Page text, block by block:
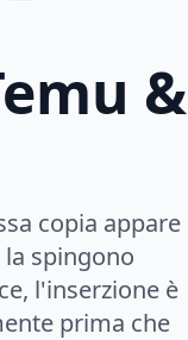
&
copia appare
spingono
l'inserzione è
prima che